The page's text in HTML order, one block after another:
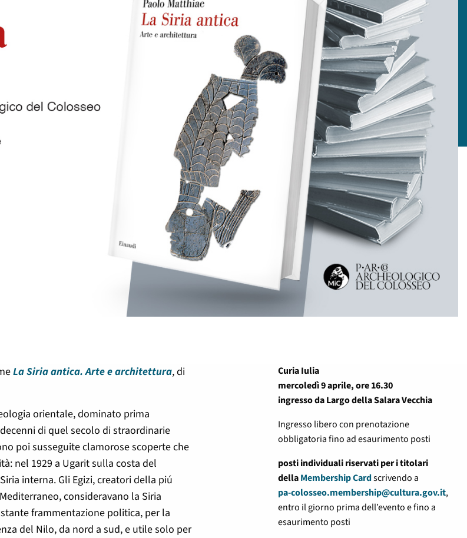
Curia Iulia
mercoledì 9 aprile, ore 16.30
ingresso da Largo della Salara Vecchia
Ingresso libero con prenotazione
obbligatoria fino ad esaurimento posti
posti individuali riservati per i titolari
dellaMembership Cardscrivendo a
pa-colosseo.membership@cultura.gov.it,
entro il giorno prima dell’evento e fino a
esaurimento posti
La Siria antica. Arte e architettura, di
orientale, dominato prima
di quel secolo di straordinarie
poi susseguite clamorose scoperte che
nel 1929 a Ugarit sulla costa del
interna. Gli Egizi, creatori della piú
consideravano la Siria
frammentazione politica, per la
del Nilo, da nord a sud, e utile solo per